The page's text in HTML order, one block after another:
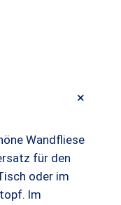
+
Wandfliese
für den
oder im
Im